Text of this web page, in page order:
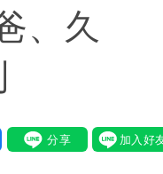
、久